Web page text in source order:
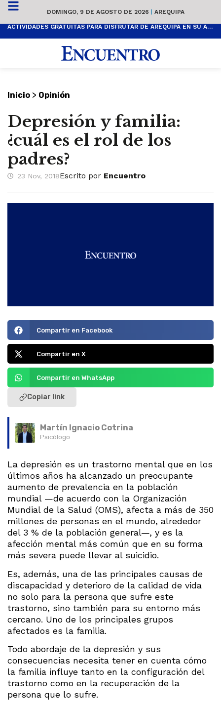
DOMINGO, 9 DE AGOSTO DE 2026 | AREQUIPA
ACTIVIDADES GRATUITAS PARA DISFRUTAR DE AREQUIPA EN SU ANIVERSARIO
Inicio > Opinión
Depresión y familia:
¿cuál es el rol de los
padres?
23 Nov, 2018Escrito por Encuentro
Compartir en Facebook
Compartir en X
Compartir en WhatsApp
Copiar link
Martín Ignacio Cotrina
Psicólogo
La depresión es un trastorno mental que en los
últimos años ha alcanzado un preocupante
aumento de prevalencia en la población
mundial —de acuerdo con la Organización
Mundial de la Salud (OMS), afecta a más de 350
millones de personas en el mundo, alrededor
del 3 % de la población general—, y es la
afección mental más común que en su forma
más severa puede llevar al suicidio.
Es, además, una de las principales causas de
discapacidad y deterioro de la calidad de vida
no solo para la persona que sufre este
trastorno, sino también para su entorno más
cercano. Uno de los principales grupos
afectados es la familia.
Todo abordaje de la depresión y sus
consecuencias necesita tener en cuenta cómo
la familia influye tanto en la configuración del
trastorno como en la recuperación de la
persona que lo sufre.